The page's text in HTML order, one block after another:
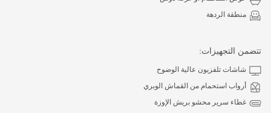
منطقة الردهة
تتضمن التجهيزات:
شاشات تلفزيون عالية الوضوح
أرواب استحمام من القماش الوبري
غطاء سرير محشو بريش الإوزة